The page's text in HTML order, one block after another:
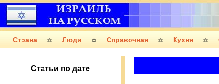
Страна Люди Справочная Кухня
Статьи по дате